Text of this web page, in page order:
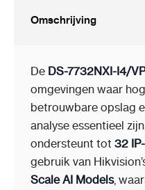
Hoeveel camera’s kan ik
Omschrijving
De DS-7732NXI-I4/
omgevingen waar
betrouwbare opslag
analyse essentieel
ondersteunt tot 32
gebruik van
Scale AI Models,